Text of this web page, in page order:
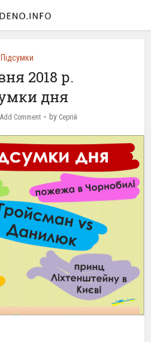
Підсумки
2018 р.
дня
Add Comment by Сергій